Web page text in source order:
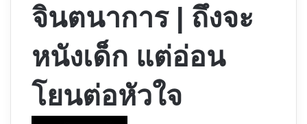
จินตนาการ | ถึงจะ
หนังเด็ก แต่อ่อน
โยนต่อหัวใจ